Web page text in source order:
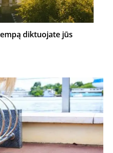
diktuojate jūs